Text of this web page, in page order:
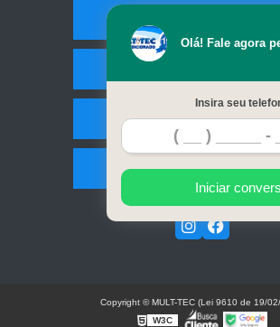
Contato
Mapa do site
Olá! Fale agora
Insira seu
Iniciar
Copyright © MULT-TEC (Lei 9610 de 19/
W3C